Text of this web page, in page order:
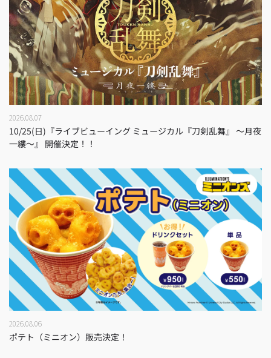
2026.08.07
10/25(日)『ライブビューイング ミュージカル『刀剣乱舞』 ～月夜
一縷～』 開催決定！！
2026.08.06
ポテト（ミニオン）販売決定！